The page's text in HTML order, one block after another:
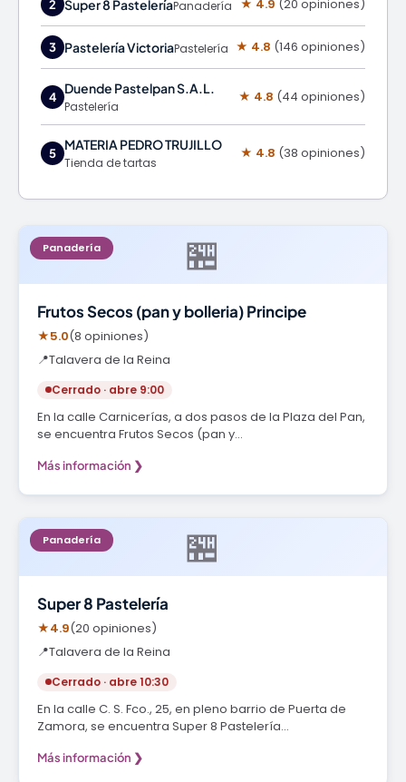
2 Super 8 PasteleríaPanadería ★ 4.9 (20 opiniones)
3 Pastelería VictoriaPastelería ★ 4.8 (146 opiniones)
4
Duende Pastelpan S.A.L.
Pastelería
★ 4.8 (44 opiniones)
5
MATERIA PEDRO TRUJILLO
Tienda de tartas
★ 4.8 (38 opiniones)
🏪
Panadería
Frutos Secos (pan y bolleria) Principe
★5.0(8 opiniones)
📍Talavera de la Reina
Cerrado · abre 9:00
En la calle Carnicerías, a dos pasos de la Plaza del Pan,
se encuentra Frutos Secos (pan y…
Más información ❯
🏪
Panadería
Super 8 Pastelería
★4.9(20 opiniones)
📍Talavera de la Reina
Cerrado · abre 10:30
En la calle C. S. Fco., 25, en pleno barrio de Puerta de
Zamora, se encuentra Super 8 Pastelería…
Más información ❯